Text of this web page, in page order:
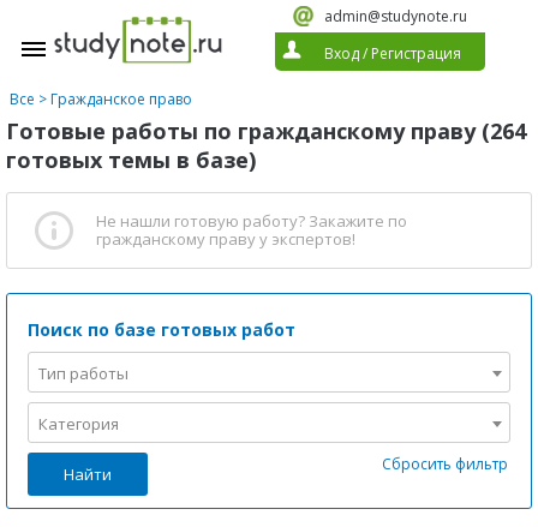
admin@studynote.ru
Вход/ Регистрация
Все >Гражданское право
Готовые работы по гражданскому праву (264
готовых темы в базе)
Не нашли готовую работу? Закажите по
гражданскому правуу экспертов!
Поиск по базе готовых работ
Тип работы
Категория
Найти Сбросить фильтр